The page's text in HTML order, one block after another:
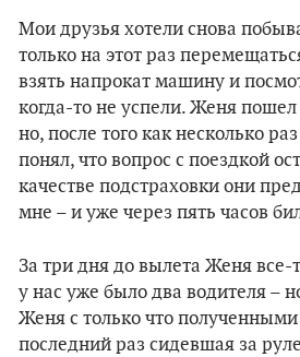
Мои друзья хотели снова
только на этот раз
взять напрокат машину и
когда-то не успели. Женя пошел
но, после того как несколько
понял, что вопрос с поездкой
качестве подстраховки они
мне – и уже через пять часов
За три дня до вылета Женя все-
у нас уже было два водителя –
Женя с только что
последний раз сидевшая за